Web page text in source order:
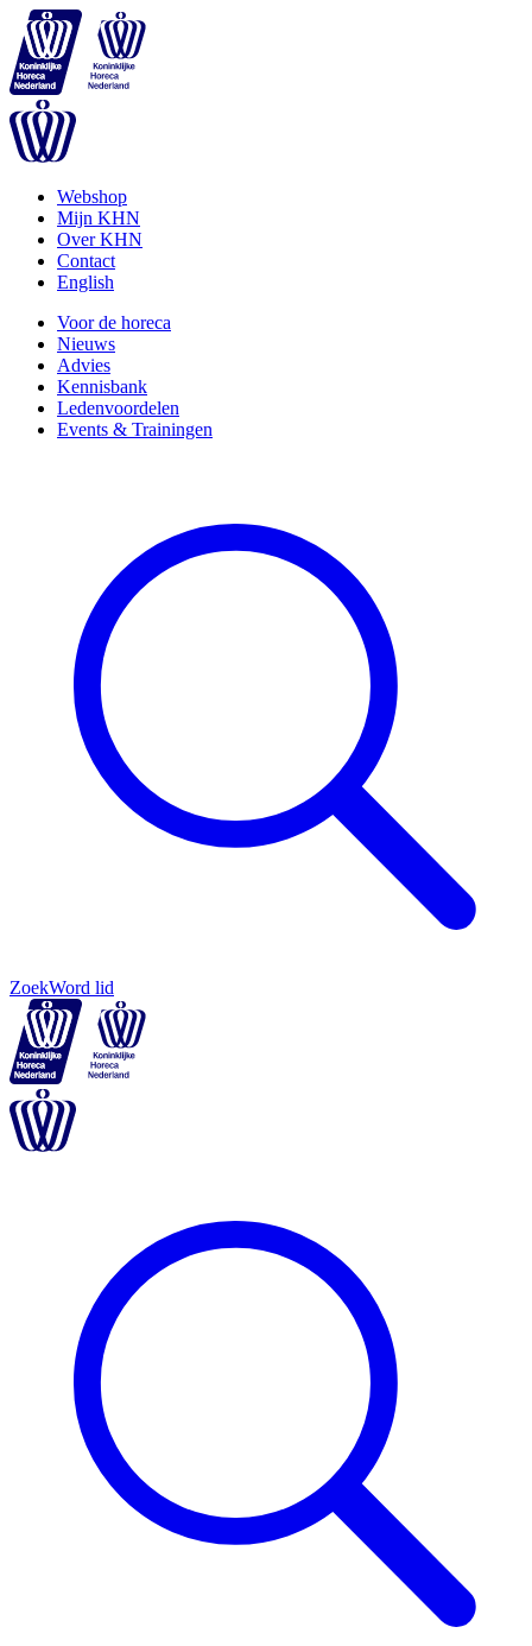
Webshop
Mijn KHN
Over KHN
Contact
English
Voor de horeca
Nieuws
Advies
Kennisbank
Ledenvoordelen
Events & Trainingen
ZoekWord lid